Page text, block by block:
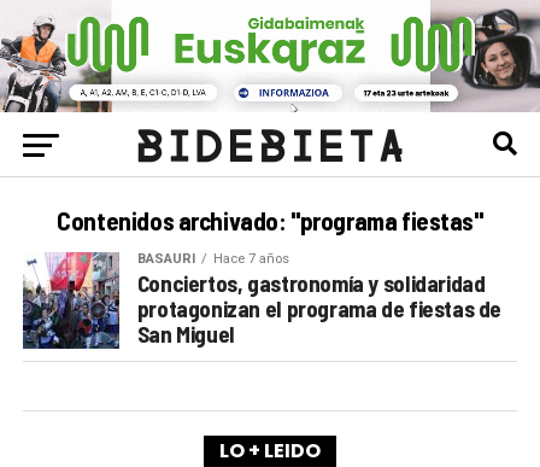
Contenidos archivado: "programa fiestas"
BASAURI Hace 7 años
Conciertos, gastronomía y solidaridad
protagonizan el programa de fiestas de
San Miguel
LO + LEIDO